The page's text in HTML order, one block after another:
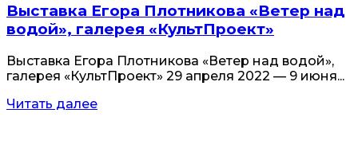
Выставка Егора Плотникова «Ветер над
водой», галерея «КультПроект»
Выставка Егора Плотникова «Ветер над водой»,
галерея «КультПроект» 29 апреля 2022 — 9 июня...
Читать далее